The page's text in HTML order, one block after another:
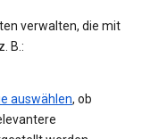
verwalten, die mit
B.:
auswählen, ob